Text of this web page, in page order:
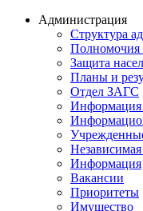
Администрация
Структура
Полномочия
Защита
Планы и
Отдел ЗАГС
Информация
Независимая
Информация
Вакансии
Приоритеты
Имущество